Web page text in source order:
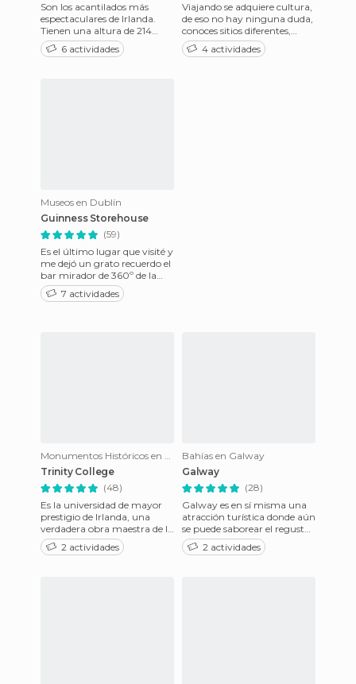
Son los acantilados más
espectaculares de Irlanda.
Tienen una altura de 214
metros y 8km de longitud.
Puedes ir tanto en coche
6 actividades
Viajando se adquiere cultura,
de eso no hay ninguna duda,
conoces sitios diferentes,
visitas sus ciudades, sus
museos, sus monumen
4 actividades
Museos en Dublín
Guinness Storehouse
(59)
Es el último lugar que visité y
me dejó un grato recuerdo el
bar mirador de 360º de la
ciudad mientras saboreas
una pinta de Guinn
7 actividades
Monumentos Históricos en Dublín
Trinity College
(48)
Es la universidad de mayor
prestigio de Irlanda, una
verdadera obra maestra de la
arquitectura y el paisajismo,
increíblemente con
2 actividades
Bahías en Galway
Galway
(28)
Galway es en sí misma una
atracción turística donde aún
se puede saborear el regusto
de la esencia irlandesa,
aunque muchos se emp
2 actividades